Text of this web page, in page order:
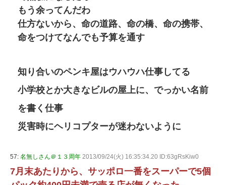
もう余ってんだわ
仕方ないから、命の道路、命の橋、命の携帯、
命をつけてなんでも予算を通す
知り合いのペンキ屋はウハウハ仕事してる
小学校とか大きなビルの屋上に、でっかい名前
を書く仕事
災害時にヘリコプターが迷わないように
57: 名無しさん＠１３周年 2013/09/24(火) 16:35:34.20 ID:63gRsKiw0
7月末あたりから、サッポロ一番をスーパーで5個